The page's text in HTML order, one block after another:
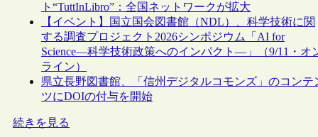
ト“TuttInLibro”：全国ネットワークが拡大
【イベント】国立国会図書館（NDL）、科学技術に関
する調査プロジェクト2026シンポジウム「AI for
Science―科学技術政策へのインパクト―」（9/11・オ
ライン）
県立長野図書館、「信州デジタルコモンズ」のコンテ
ツにDOIの付与を開始
続きを見る